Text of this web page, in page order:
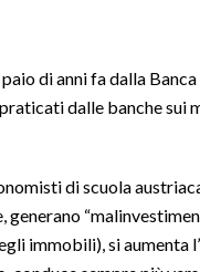
di anni fa dalla
dalle banche sui
di scuola
immobili), si aumenta